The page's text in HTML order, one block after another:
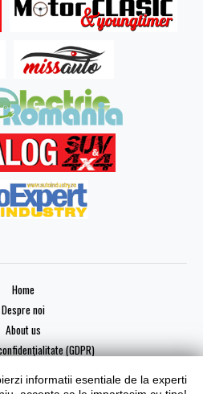
Home
Despre noi
About us
(GDPR)
informatii esentiale de la experti